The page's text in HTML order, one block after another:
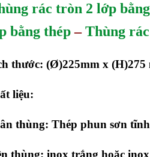
rác tròn 2 lớp
bằng thép – Thùng
thước: (Ø)225mm x (H)275
liệu:
thùng: Thép phun sơn
thùng: inox trắng hoặc